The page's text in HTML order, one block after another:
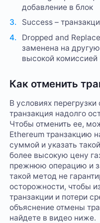
добавление в блок
Success –
Dropped and
заменена на
высокой комиссией
Как отменить
В условиях
транзакция надолго
Чтобы отменить ее,
Ethereum транзакцию
суммой и указать
более высокую цену
прежнюю операцию и
такой метод не
осторожности, чтобы
транзакции и потери
объяснение отмены
найдете в видео ниже.